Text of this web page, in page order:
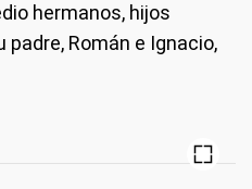
hermanos, hijos
Román e Ignacio,